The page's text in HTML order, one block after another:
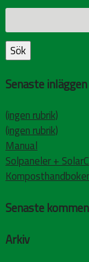
Sök
efter:
Sök
Senaste inläggen
(ingen rubrik)
(ingen rubrik)
Manual
Solpaneler +
Senaste
Arkiv